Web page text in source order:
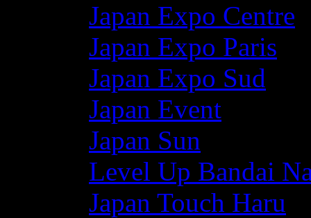
Japan Expo Centre
Japan Expo Paris
Japan Expo Sud
Japan Event
Japan Sun
Level Up Bandai
Japan Touch Haru